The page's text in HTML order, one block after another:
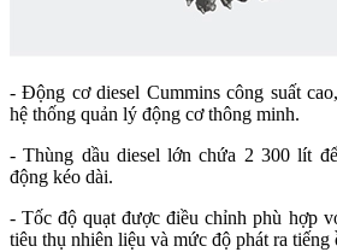
- Động cơ diesel Cummins công suất
hệ thống quản lý động cơ thông minh.
- Thùng dầu diesel lớn chứa 2 300 lít
động kéo dài.
- Tốc độ quạt được điều chỉnh phù hợp
tiêu thụ nhiên liệu và mức độ phát ra tiếng